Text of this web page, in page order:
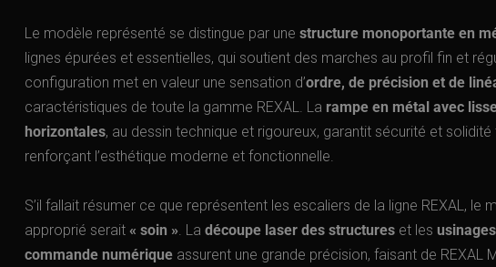
Le modèle représenté se distingue par une structure monoportante en
lignes épurées et essentielles, qui soutient des marches au profil fin et
configuration met en valeur une sensation d’ordre, de précision et de
caractéristiques de toute la gamme REXAL. La rampe en métal avec
horizontales, au dessin technique et rigoureux, garantit sécurité et solidité
renforçant l’esthétique moderne et fonctionnelle.
S’il fallait résumer ce que représentent les escaliers de la ligne REXAL, le
approprié serait « soin ». La découpe laser des structureset les
commande numériqueassurent une grande précision, faisant de REXAL